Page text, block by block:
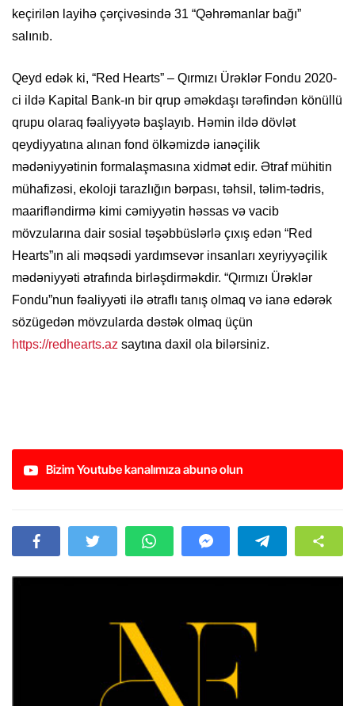
keçirilən layihə çərçivəsində 31 “Qəhrəmanlar bağı”
salınıb.
Qeyd edək ki, “Red Hearts” – Qırmızı Ürəklər Fondu 2020-
ci ildə Kapital Bank-ın bir qrup əməkdaşı tərəfindən könüllü
qrupu olaraq fəaliyyətə başlayıb. Həmin ildə dövlət
qeydiyyatına alınan fond ölkəmizdə ianəçilik
mədəniyyətinin formalaşmasına xidmət edir. Ətraf mühitin
mühafizəsi, ekoloji tarazlığın bərpası, təhsil, təlim-tədris,
maarifləndirmə kimi cəmiyyətin həssas və vacib
mövzularına dair sosial təşəbbüslərlə çıxış edən “Red
Hearts”ın ali məqsədi yardımsevər insanları xeyriyyəçilik
mədəniyyəti ətrafında birləşdirməkdir. “Qırmızı Ürəklər
Fondu”nun fəaliyyəti ilə ətraflı tanış olmaq və ianə edərək
sözügedən mövzularda dəstək olmaq üçün
https://redhearts.az saytına daxil ola bilərsiniz.
Bizim Youtube kanalımıza abunə olun